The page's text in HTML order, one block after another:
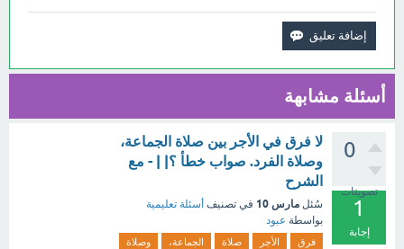
أسئلة مشابهة
0
تصويتات
1
إجابة
لا فرق في الأجر بين صلاة الجماعة،
وصلاة الفرد. صواب خطأ ؟| | - مع
الشرح
سُئل مارس 10 في تصنيف أسئلة تعليمية
بواسطة عبود
فرق الأجر صلاة الجماعة،
وصلاة